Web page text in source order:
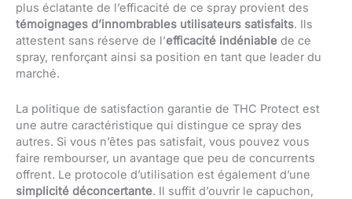
plus éclatante de l’efficacité de ce spray provient des
témoignages d’innombrables utilisateurs satisfaits. Ils
attestent sans réserve de l’efficacité indéniable de ce
spray, renforçant ainsi sa position en tant que leader du
marché.
La politique de satisfaction garantie de THC Protect est
une autre caractéristique qui distingue ce spray des
autres. Si vous n’êtes pas satisfait, vous pouvez vous
faire rembourser, un avantage que peu de concurrents
offrent. Le protocole d’utilisation est également d’une
simplicité déconcertante. Il suffit d’ouvrir le capuchon,